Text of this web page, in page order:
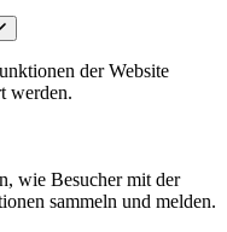
der Website
werden.
wie Besucher mit der
sammeln und melden.